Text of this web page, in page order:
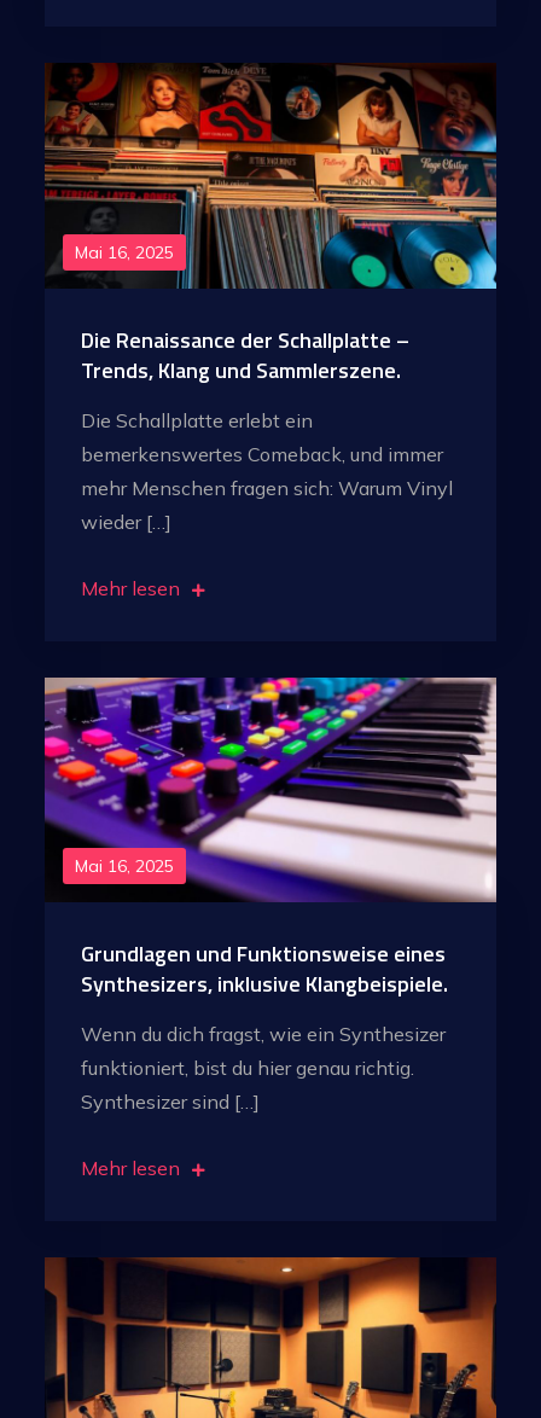
Mai 16, 2025
Die Renaissance der Schallplatte –
Trends, Klang und Sammlerszene.
Die Schallplatte erlebt ein
bemerkenswertes Comeback, und immer
mehr Menschen fragen sich: Warum Vinyl
wieder […]
Mehr lesen
Mai 16, 2025
Grundlagen und Funktionsweise eines
Synthesizers, inklusive Klangbeispiele.
Wenn du dich fragst, wie ein Synthesizer
funktioniert, bist du hier genau richtig.
Synthesizer sind […]
Mehr lesen